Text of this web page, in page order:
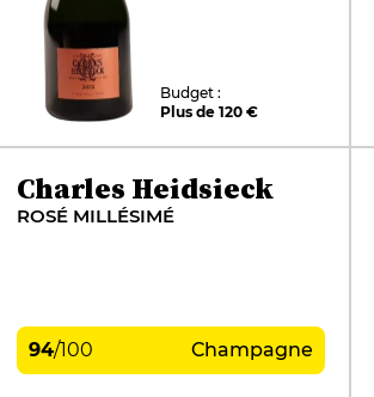
Budget :
Plus de 120 €
Charles Heidsieck
ROSÉ MILLÉSIMÉ
94/100 Champagne